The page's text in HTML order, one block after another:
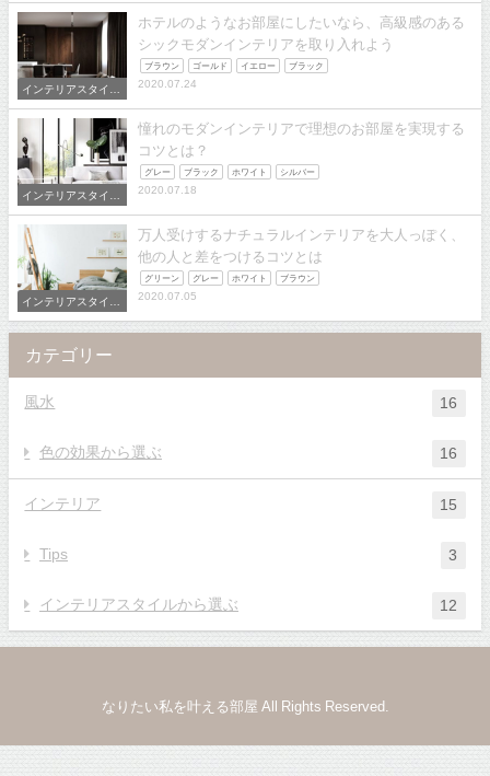
インテリアスタイル
ホテルのようなお部屋にしたいなら、高級感のある
シックモダンインテリアを取り入れよう
ブラウン ゴールド イエロー ブラック
2020.07.24
インテリアスタイル
憧れのモダンインテリアで理想のお部屋を実現する
コツとは？
グレー ブラック ホワイト シルバー
2020.07.18
インテリアスタイル
万人受けするナチュラルインテリアを大人っぽく、
他の人と差をつけるコツとは
グリーン グレー ホワイト ブラウン
2020.07.05
カテゴリー
風水 16
色の効果から選ぶ 16
インテリア 15
Tips 3
インテリアスタイルから選ぶ 12
なりたい私を叶える部屋 All Rights Reserved.